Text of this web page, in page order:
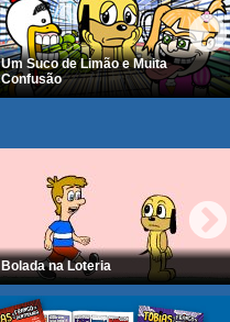
Um Suco de Limão e Muita
Confusão
Bolada na Loteria